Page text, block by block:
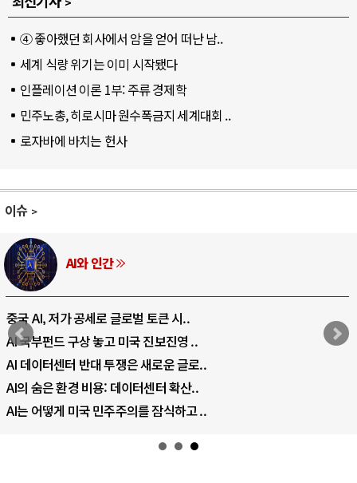
④ 좋아했던 회사에서 암을 얻어 떠난 남..
세계 식량 위기는 이미 시작됐다
인플레이션 이론 1부: 주류 경제학
민주노총, 히로시마 원수폭금지 세계대회 ..
로자바에 바치는 헌사
이슈
AI와 인간
중국 AI, 저가 공세로 글로벌 토큰 시..
AI 국부펀드 구상 놓고 미국 진보진영 ..
AI 데이터센터 반대 투쟁은 새로운 글로..
AI의 숨은 환경 비용: 데이터센터 확산..
AI는 어떻게 미국 민주주의를 잠식하고 ..